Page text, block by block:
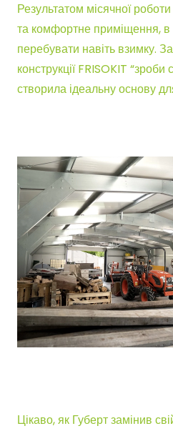
Результатом місячної
та комфортне приміщення,
перебувати навіть взимку.
конструкції FRISOKIT “зроби
створила ідеальну основу
Цікаво, як Губерт замінив